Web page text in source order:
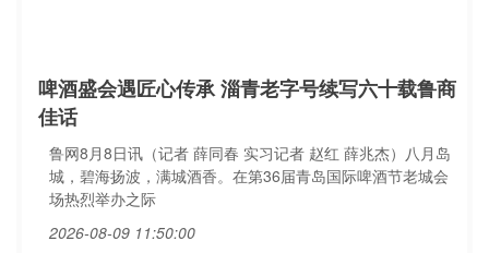
啤酒盛会遇匠心传承 淄青老字号续写六十载鲁商
佳话
鲁网8月8日讯（记者 薛同春 实习记者 赵红 薛兆杰）八月岛
城，碧海扬波，满城酒香。在第36届青岛国际啤酒节老城会
场热烈举办之际
2026-08-09 11:50:00